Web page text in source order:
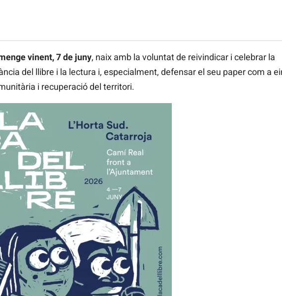
vinent, 7 de juny, naix amb la voluntat de reivindicar i celebrar la
del llibre i la lectura i, especialment, defensar el seu paper com a
i recuperació del territori.